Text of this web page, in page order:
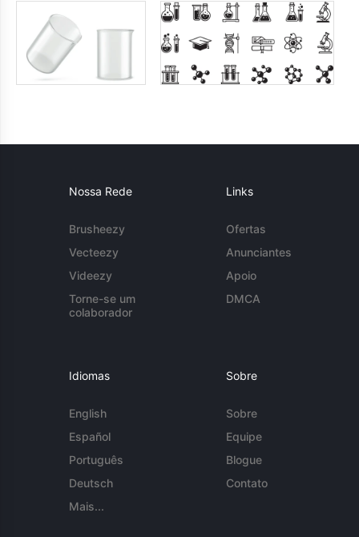
Nossa Rede
Brusheezy
Vecteezy
Videezy
Torne-se um
colaborador
Links
Ofertas
Anunciantes
Apoio
DMCA
Idiomas
English
Español
Português
Deutsch
Mais...
Sobre
Sobre
Equipe
Blogue
Contato